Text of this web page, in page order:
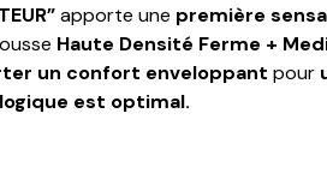
apporte une première
Haute Densité Ferme +
un confort enveloppant pour
est optimal.